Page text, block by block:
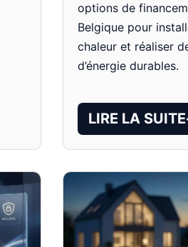
options de
Belgique pour
chaleur et réaliser
d’énergie durables.
LIRE LA SUITE